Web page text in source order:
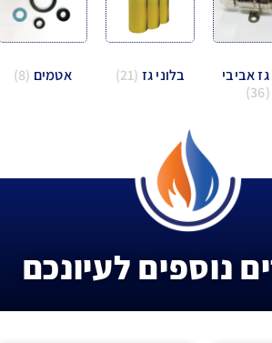
אביבי
(36)
בלוני גז (21) אטמים (8)
נוספים לעיונכם